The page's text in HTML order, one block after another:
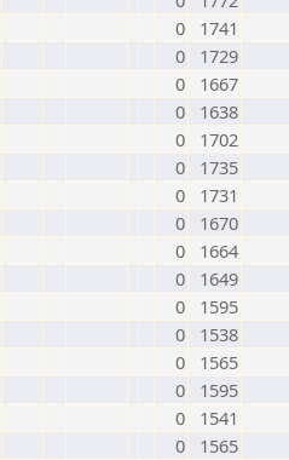
0
1741
0
1729
0
1667
0
1638
0
1702
0
1735
0
1731
0
1670
0
1664
0
1649
0
1595
0
1538
0
1565
0
1595
0
1541
0
1565